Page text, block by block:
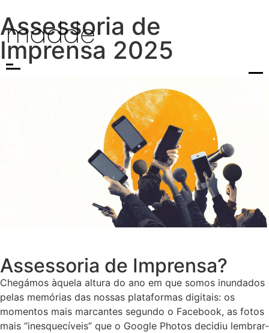
Assessoria de
Imprensa 2025
Assessoria de Imprensa?
Chegámos àquela altura do ano em que somos inundados
pelas memórias das nossas plataformas digitais: os
momentos mais marcantes segundo o Facebook, as fotos
mais “inesquecíveis” que o Google Photos decidiu lembrar-